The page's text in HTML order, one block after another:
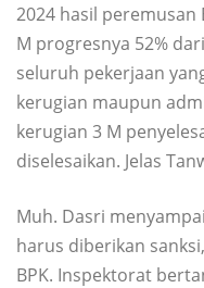
2024 hasil peremusan
M progresnya 52%
seluruh pekerjaan
kerugian maupun
kerugian 3 M
diselesaikan. Jelas
Muh. Dasri
harus diberikan
BPK. Inspektorat